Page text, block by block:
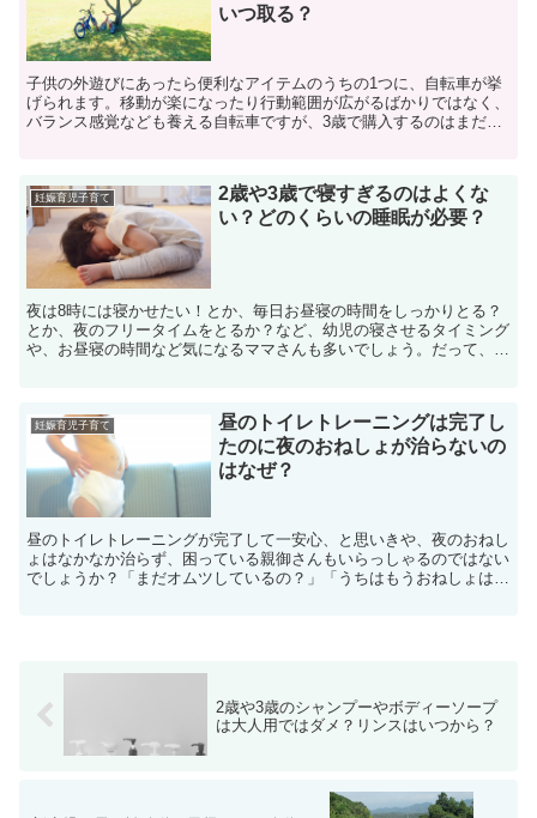
いつ取る？
子供の外遊びにあったら便利なアイテムのうちの1つに、自転車が挙
げられます。移動が楽になったり行動範囲が広がるばかりではなく、
バランス感覚なども養える自転車ですが、3歳で購入するのはまだ早
妊娠育児子育て
2歳や3歳で寝すぎるのはよくな
い？どのくらいの睡眠が必要？
夜は8時には寝かせたい！とか、毎日お昼寝の時間をしっかりとる？
とか、夜のフリータイムをとるか？など、幼児の寝させるタイミング
や、お昼寝の時間など気になるママさんも多いでしょう。だって、
妊娠育児子育て
昼のトイレトレーニングは完了し
たのに夜のおねしょが治らないの
はなぜ？
昼のトイレトレーニングが完了して一安心、と思いきや、夜のおねし
ょはなかなか治らず、困っている親御さんもいらっしゃるのではない
でしょうか？「まだオムツしているの？」「うちはもうおねしょはし
2歳や3歳のシャンプーやボディーソープ
は大人用ではダメ？リンスはいつから？